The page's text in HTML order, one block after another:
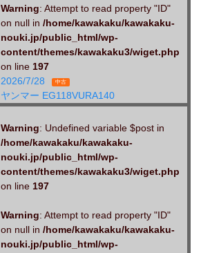
Warning: Attempt to read property "ID"
on null in /home/kawakaku/kawakaku-
nouki.jp/public_html/wp-
content/themes/kawakaku3/wiget.php
on line 197
2026/7/28
中古
ヤンマー EG118VURA140
Warning: Undefined variable $post in
/home/kawakaku/kawakaku-
nouki.jp/public_html/wp-
content/themes/kawakaku3/wiget.php
on line 197
Warning: Attempt to read property "ID"
on null in /home/kawakaku/kawakaku-
nouki.jp/public_html/wp-